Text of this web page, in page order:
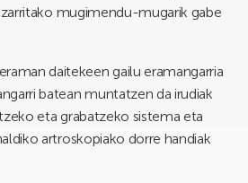
mugimendu-mugarik gabe
daitekeen gailu eramangarria
batean muntatzen da irudiak
eta grabatzeko sistema eta
artroskopiako dorre handiak